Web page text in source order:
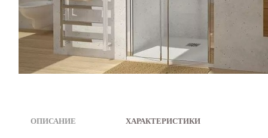
ОПИСАНИЕ ХАРАКТЕРИСТИКИ